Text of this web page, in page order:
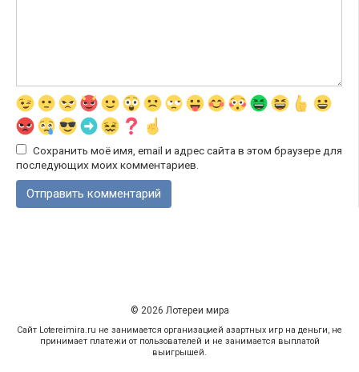
Сохранить моё имя, email и адрес сайта в этом браузере для
последующих моих комментариев.
© 2026 Лотереи мира
Сайт Lotereimira.ru не занимается организацией азартных игр на деньги, не
принимает платежи от пользователей и не занимается выплатой
выигрышей.